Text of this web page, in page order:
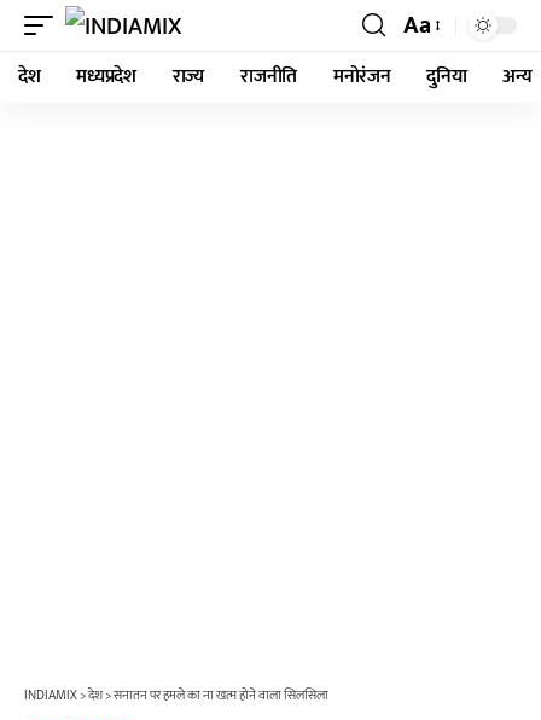
Aa
देश मध्यप्रदेश राज्य राजनीति मनोरंजन दुनिया अन्य
INDIAMIX>देश>सनातन पर हमले का ना खत्म होने वाला सिलसिला